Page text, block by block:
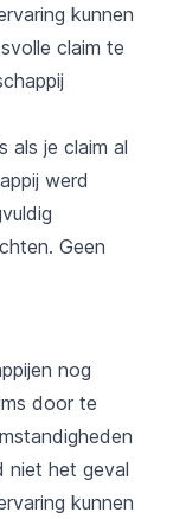
kunnen
claim te
als je claim al
werd
Geen
nog
door te
niet het geval
kunnen